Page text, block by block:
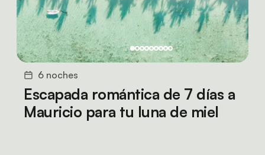
6 noches
Escapada romántica de 7 días a
Mauricio para tu luna de miel